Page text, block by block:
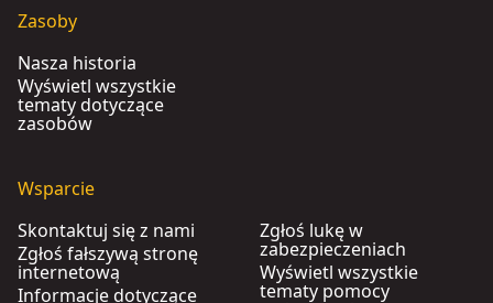
Zasoby
Nasza historia
Wyświetl wszystkie
tematy dotyczące
zasobów
Wsparcie
Skontaktuj się z nami
Zgłoś fałszywą stronę
internetową
Informacje dotyczące
Zgłoś lukę w
zabezpieczeniach
Wyświetl wszystkie
tematy pomocy